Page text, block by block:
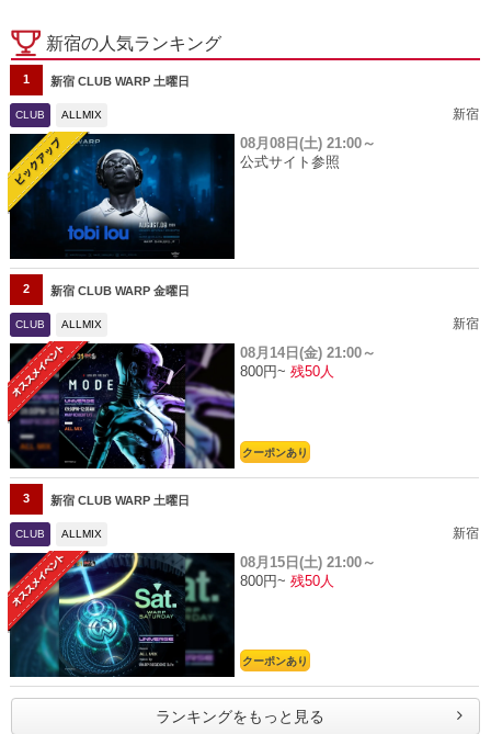
新宿の人気ランキング
1 新宿 CLUB WARP 土曜日
CLUB ALLMIX 新宿
08月08日(土) 21:00～
公式サイト参照
2 新宿 CLUB WARP 金曜日
CLUB ALLMIX 新宿
08月14日(金) 21:00～
800円~ 残50人
クーポンあり
3 新宿 CLUB WARP 土曜日
CLUB ALLMIX 新宿
08月15日(土) 21:00～
800円~ 残50人
クーポンあり
ランキングをもっと見る